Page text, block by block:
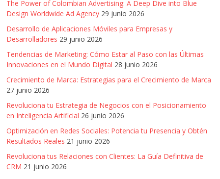
Publicitarias,
Agencias,
Empresas,
Negocios,
Tendencias,
Trendings,
Economía,
Diseño
Web,
Móviles,
Estrategias
Digitales,
Estrategias
Publicitarias,
The Power of Colombian Advertising: A Deep Dive into Blue
Design Worldwide Ad Agency 29 junio 2026
Desarrollo de Aplicaciones Móviles para Empresas y
Desarrolladores 29 junio 2026
Tendencias de Marketing: Cómo Estar al Paso con las Últimas
Innovaciones en el Mundo Digital 28 junio 2026
Crecimiento de Marca: Estrategias para el Crecimiento de Marca
27 junio 2026
Revoluciona tu Estrategia de Negocios con el Posicionamiento
en Inteligencia Artificial 26 junio 2026
Optimización en Redes Sociales: Potencia tu Presencia y Obtén
Resultados Reales 21 junio 2026
Revoluciona tus Relaciones con Clientes: La Guía Definitiva de
CRM 21 junio 2026